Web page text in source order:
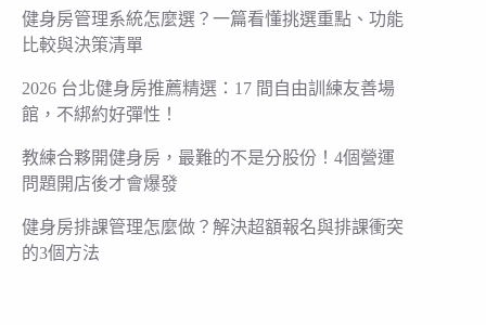
健身房管理系統怎麼選？一篇看懂挑選重點、功能
比較與決策清單
2026 台北健身房推薦精選：17 間自由訓練友善場
館，不綁約好彈性！
教練合夥開健身房，最難的不是分股份！4個營運
問題開店後才會爆發
健身房排課管理怎麼做？解決超額報名與排課衝突
的3個方法